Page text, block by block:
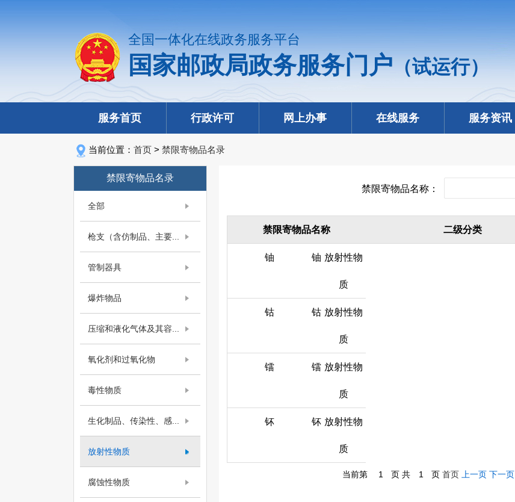
全国一体化在线政务服务平台
国家邮政局政务服务门户（试运行）
服务首页 行政许可 网上办事 在线服务 服务资讯
当前位置： 首页 > 禁限寄物品名录
禁限寄物品名录
全部
枪支（含仿制品、主要...
管制器具
爆炸物品
压缩和液化气体及其容...
氧化剂和过氧化物
毒性物质
生化制品、传染性、感...
放射性物质
腐蚀性物质
禁限寄物品名称：
禁限寄物品名称 二级分类
铀 铀 放射性物
质
钴 钴 放射性物
质
镭 镭 放射性物
质
钚 钚 放射性物
质
当前第 1 页 共 1 页 首页 上一页 下一页